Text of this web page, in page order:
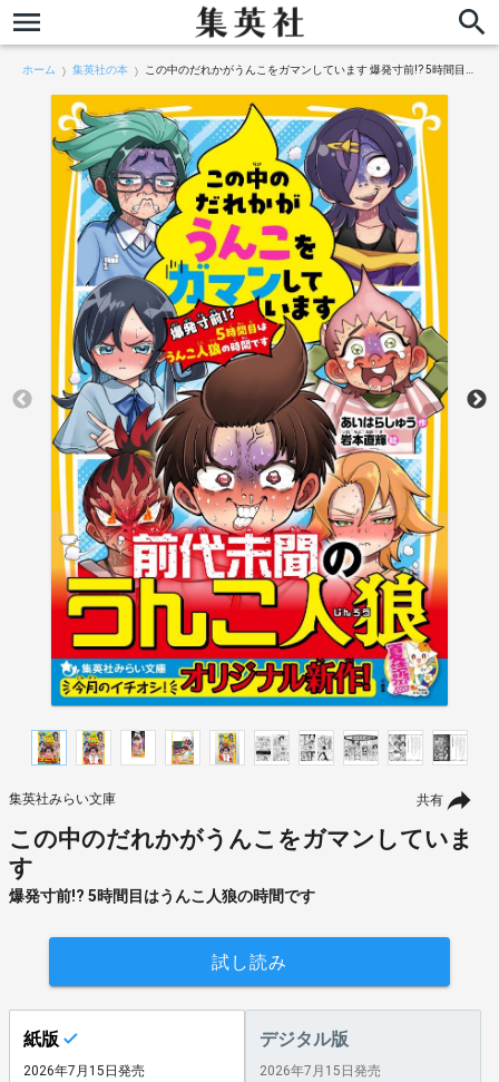
ホーム 集英社の本 この中のだれかがうんこをガマンしています 爆発寸前!? 5時間目はうんこ人狼の時間です
共有
集英社みらい文庫
この中のだれかがうんこをガマンしていま
す
爆発寸前!? 5時間目はうんこ人狼の時間です
試し読み
紙版
2026年7月15日発売
デジタル版
2026年7月15日発売